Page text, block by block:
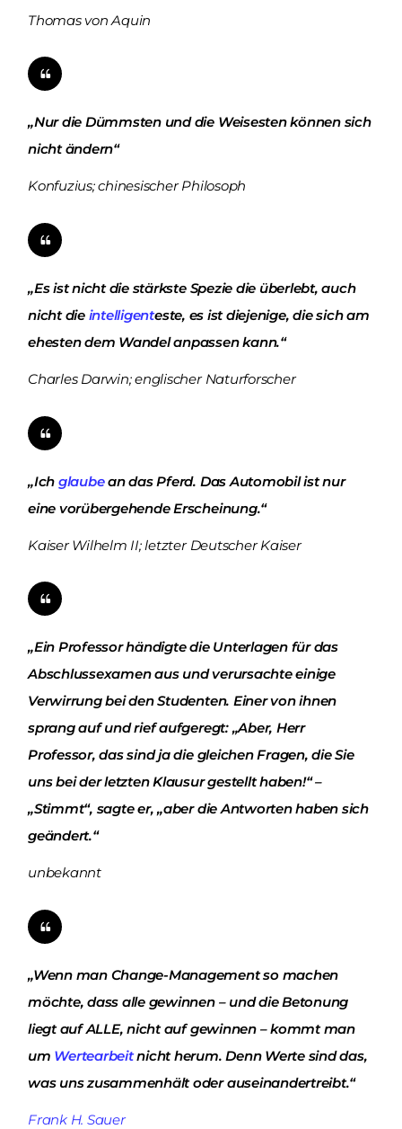
Thomas von Aquin
„Nur die Dümmsten und die Weisesten können sich
nicht ändern“
Konfuzius; chinesischer Philosoph
„Es ist nicht die stärkste Spezie die überlebt, auch
nicht die intelligenteste, es ist diejenige, die sich am
ehesten dem Wandel anpassen kann.“
Charles Darwin; englischer Naturforscher
„Ich glaubean das Pferd. Das Automobil ist nur
eine vorübergehende Erscheinung.“
Kaiser Wilhelm II; letzter Deutscher Kaiser
„Ein Professor händigte die Unterlagen für das
Abschlussexamen aus und verursachte einige
Verwirrung bei den Studenten. Einer von ihnen
sprang auf und rief aufgeregt: „Aber, Herr
Professor, das sind ja die gleichen Fragen, die Sie
uns bei der letzten Klausur gestellt haben!“ –
„Stimmt“, sagte er, „aber die Antworten haben sich
geändert.“
unbekannt
„Wenn man Change-Management so machen
möchte, dass alle gewinnen – und die Betonung
liegt auf ALLE, nicht auf gewinnen – kommt man
um Wertearbeitnicht herum. Denn Werte sind das,
was uns zusammenhält oder auseinandertreibt.“
Frank H. Sauer